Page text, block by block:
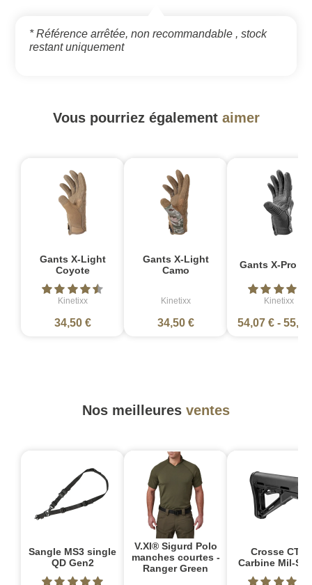
* Référence arrêtée, non recommandable , stock
restant uniquement
Vous pourriez également aimer
Gants X-Light
Coyote
Kinetixx
34,50 €
Gants X-Light
Camo
Kinetixx
34,50 €
Gants X-Pro
Kinetixx
54,07 €-
Nos meilleures ventes
Sangle MS3 single
QD Gen2
V.XI® Sigurd Polo
manches courtes -
Ranger Green
Crosse CTR
Carbine Mil-